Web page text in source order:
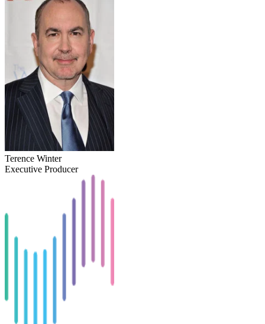
Terence Winter
Executive Producer